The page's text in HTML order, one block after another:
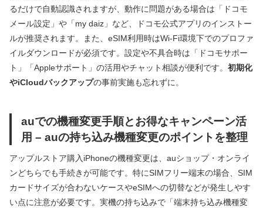
るだけで自動認識されますが、動作に問題がある場合は「ドコモ
メール設定」や「my daiz」など、ドコモ公式アプリのインストー
ルが推奨されます。また、eSIM利用時はWi-Fi環境下でのプロファ
イルダウンロードが必須です。設定や不具合時は「ドコモサポー
ト」「Appleサポート」の活用やチャット相談が便利です。 初期化
やiCloudバックアップの事前実施も忘れずに。
auでの機種変更手順とお得なキャンペーン活
用 – auの持ち込み機種変更のポイントを整理
アップルストア購入iPhoneの機種変更は、auショップ・オンライ
ンどちらでも手続きが可能です。特にSIMフリー端末の場合、SIM
カードサイズが合わないケースやeSIMへの切替などが発生しやす
い点に注意が必要です。実機の持ち込みで「端末持ち込み機種変